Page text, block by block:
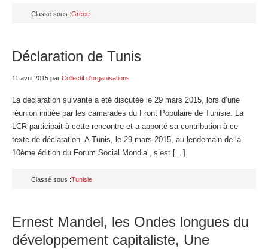
Classé sous :Grèce
Déclaration de Tunis
11 avril 2015 par Collectif d'organisations
La déclaration suivante a été discutée le 29 mars 2015, lors d’une
réunion initiée par les camarades du Front Populaire de Tunisie. La
LCR participait à cette rencontre et a apporté sa contribution à ce
texte de déclaration. A Tunis, le 29 mars 2015, au lendemain de la
10ème édition du Forum Social Mondial, s’est […]
Classé sous :Tunisie
Ernest Mandel, les Ondes longues du
développement capitaliste, Une